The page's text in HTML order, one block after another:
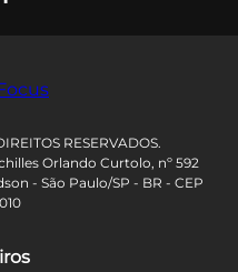
RESERVADOS.
Orlando Curtolo, nº 592
- São Paulo/SP - BR - CEP